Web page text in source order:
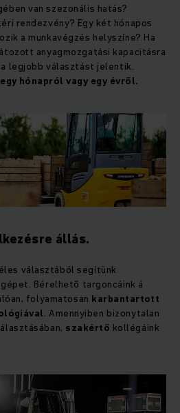
van szezonális hatás?
rendezvény? Egy két hónapos
a munkavégzés helyszíne? Ha
anyagmozgatási kapacitásra
legjobb választást jelentik.
hónapról vagy egy évről.
állás.
választából segítünk
Bérelhető targoncáink á
folyamatosan karbantartott
. Amennyiben bizonytalan
szakértő kollégáink